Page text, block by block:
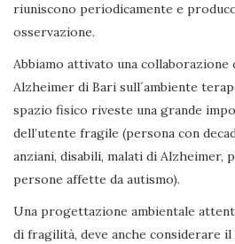
riuniscono periodicamente e
osservazione.
Abbiamo attivato una collaborazione
Alzheimer di Bari sull´ambiente
spazio fisico riveste una grande
dell’utente fragile (persona con
anziani, disabili, malati di Alzheimer,
persone affette da autismo).
Una progettazione ambientale
di fragilità, deve anche considerare